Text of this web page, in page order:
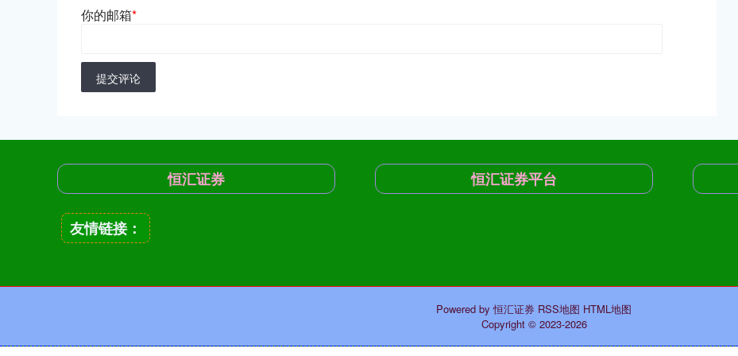
你的邮箱*
提交评论
恒汇证券 恒汇证券平台
友情链接：
Powered by恒汇证券 RSS地图 HTML地图
Copyright © 2023-2026